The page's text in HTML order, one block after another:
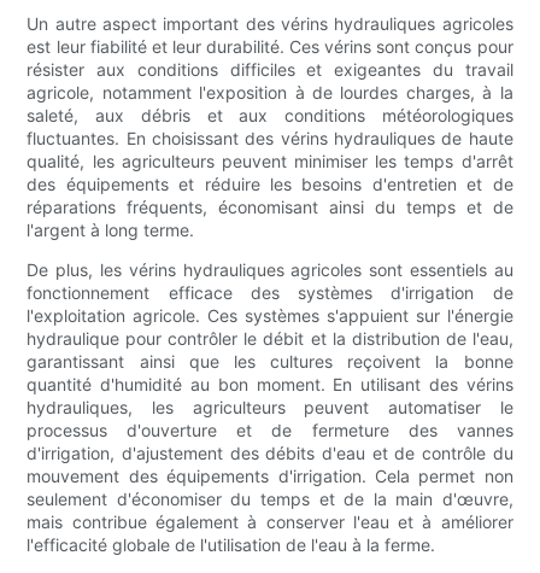
Un autre aspect important des vérins hydrauliques agricoles
est leur fiabilité et leur durabilité. Ces vérins sont conçus pour
résister aux conditions difficiles et exigeantes du travail
agricole, notamment l'exposition à de lourdes charges, à la
saleté, aux débris et aux conditions météorologiques
fluctuantes. En choisissant des vérins hydrauliques de haute
qualité, les agriculteurs peuvent minimiser les temps d'arrêt
des équipements et réduire les besoins d'entretien et de
réparations fréquents, économisant ainsi du temps et de
l'argent à long terme.
De plus, les vérins hydrauliques agricoles sont essentiels au
fonctionnement efficace des systèmes d'irrigation de
l'exploitation agricole. Ces systèmes s'appuient sur l'énergie
hydraulique pour contrôler le débit et la distribution de l'eau,
garantissant ainsi que les cultures reçoivent la bonne
quantité d'humidité au bon moment. En utilisant des vérins
hydrauliques, les agriculteurs peuvent automatiser le
processus d'ouverture et de fermeture des vannes
d'irrigation, d'ajustement des débits d'eau et de contrôle du
mouvement des équipements d'irrigation. Cela permet non
seulement d'économiser du temps et de la main d'œuvre,
mais contribue également à conserver l'eau et à améliorer
l'efficacité globale de l'utilisation de l'eau à la ferme.